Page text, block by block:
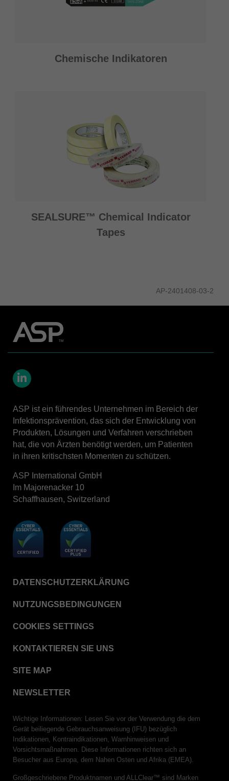
Chemische Indikatoren
SEALSURE™ Chemical Indicator
Tapes
AP-2401408-03-2
ASP ist ein führendes Unternehmen im Bereich der
Infektionsprävention, das sich der Entwicklung von
Produkten, Lösungen und Verfahren verschrieben
hat, die von Ärzten benötigt werden, um Patienten
in ihren kritischsten Momenten zu schützen.
ASP International GmbH
Im Majorenacker 10
Schaffhausen, Switzerland
DATENSCHUTZERKLÄRUNG
NUTZUNGSBEDINGUNGEN
COOKIES SETTINGS
KONTAKTIEREN SIE UNS
SITE MAP
NEWSLETTER
Wichtige Informationen: Lesen Sie vor der Verwendung die dem
Gerät beiliegende Gebrauchsanweisung (IFU) bezüglich
Indikationen, Kontraindikationen, Warnhinweisen und
Vorsichtsmaßnahmen. Diese Informationen richten sich an
Besucher aus Europa, dem Nahen Osten und Afrika (EMEA).
Großgeschriebene Produktnamen und ALLClear™ sind Marken